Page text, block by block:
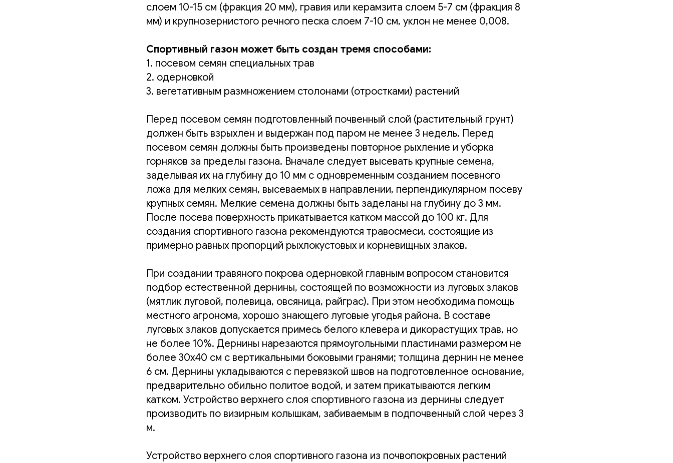
слоем 10-15 см (фракция 20 мм), гравия или керамзита слоем 5-7 см (фракция 8
мм) и крупнозернистого речного песка слоем 7-10 см, уклон не менее 0,008.
Спортивный газон может быть создан тремя способами:
1. посевом семян специальных трав
2. одерновкой
3. вегетативным размножением столонами (отростками) растений
Перед посевом семян подготовленный почвенный слой (растительный грунт)
должен быть взрыхлен и выдержан под паром не менее 3 недель. Перед
посевом семян должны быть произведены повторное рыхление и уборка
горняков за пределы газона. Вначале следует высевать крупные семена,
заделывая их на глубину до 10 мм с одновременным созданием посевного
ложа для мелких семян, высеваемых в направлении, перпендикулярном посеву
крупных семян. Мелкие семена должны быть заделаны на глубину до 3 мм.
После посева поверхность прикатывается катком массой до 100 кг. Для
создания спортивного газона рекомендуются травосмеси, состоящие из
примерно равных пропорций рыхлокустовых и корневищных злаков.
При создании травяного покрова одерновкой главным вопросом становится
подбор естественной дернины, состоящей по возможности из луговых злаков
(мятлик луговой, полевица, овсяница, райграс). При этом необходима помощь
местного агронома, хорошо знающего луговые угодья района. В составе
луговых злаков допускается примесь белого клевера и дикорастущих трав, но
не более 10%. Дернины нарезаются прямоугольными пластинами размером не
более 30х40 см с вертикальными боковыми гранями; толщина дернин не менее
6 см. Дернины укладываются с перевязкой швов на подготовленное основание,
предварительно обильно политое водой, и затем прикатываются легким
катком. Устройство верхнего слоя спортивного газона из дернины следует
производить по визирным колышкам, забиваемым в подпочвенный слой через 3
м.
Устройство верхнего слоя спортивного газона из почвопокровных растений